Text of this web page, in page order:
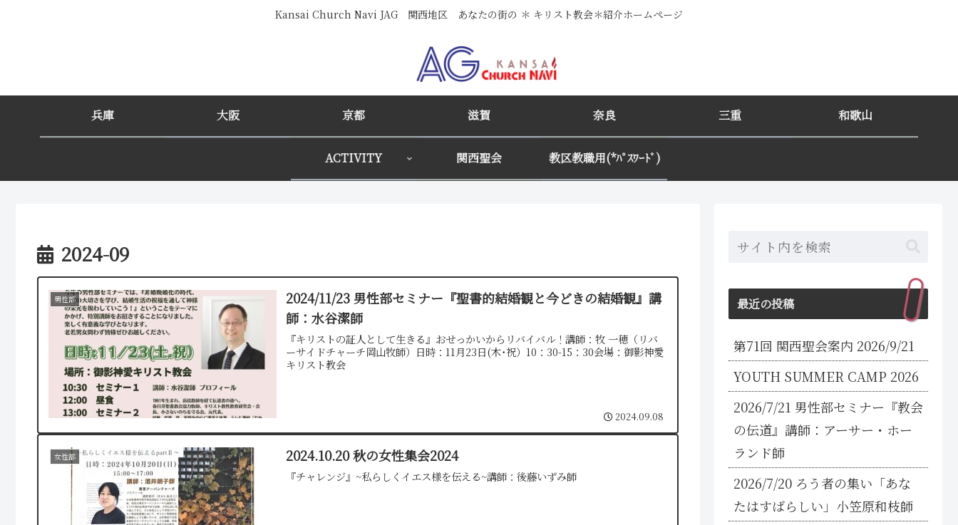
Kansai Church Navi JAG 関西地区 あなたの街の ＊ キリスト教会＊紹介ホームページ
兵庫 大阪 京都 滋賀 奈良 三重 和歌山
ACTIVITY 関西聖会 教区教職用(*ﾊﾟｽﾜｰﾄﾞ)
2024-09
男性部
2024/11/23 男性部セミナー『聖書的結婚観と今どきの結婚観』講
師：水谷潔師
『キリストの証人として生きる』おせっかいからリバイバル！講師：牧 一穂（リバ
ーサイドチャーチ岡山牧師）日時：11月23日(木･祝）10：30-15：30会場：御影神愛
キリスト教会
2024.09.08
女性部 2024.10.20 秋の女性集会2024
『チャレンジ』~私らしくイエス様を伝える~講師：後藤いずみ師
最近の投稿
第71回 関西聖会案内 2026/9/21
YOUTH SUMMER CAMP 2026
2026/7/21 男性部セミナー『教会
の伝道』講師：アーサー・ホー
ランド師
2026/7/20 ろう者の集い「あな
たはすばらしい」小笠原和枝師